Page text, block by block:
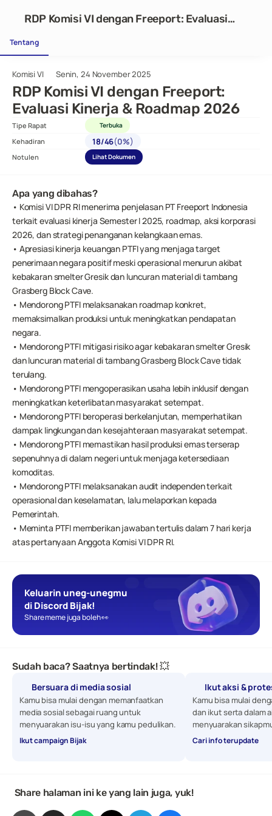
Komisi VI Senin, 24 November 2025
RDP Komisi VI dengan Freeport:
Evaluasi Kinerja & Roadmap 2026
Tipe Rapat Terbuka
Kehadiran 18/46(0%)
Notulen Lihat Dokumen
Apa yang dibahas?
• Komisi VI DPR RI menerima penjelasan PT Freeport Indonesia
terkait evaluasi kinerja Semester I 2025, roadmap, aksi korporasi
2026, dan strategi penanganan kelangkaan emas.
• Apresiasi kinerja keuangan PTFI yang menjaga target
penerimaan negara positif meski operasional menurun akibat
kebakaran smelter Gresik dan luncuran material di tambang
Grasberg Block Cave.
• Mendorong PTFI melaksanakan roadmap konkret,
memaksimalkan produksi untuk meningkatkan pendapatan
negara.
• Mendorong PTFI mitigasi risiko agar kebakaran smelter Gresik
dan luncuran material di tambang Grasberg Block Cave tidak
terulang.
• Mendorong PTFI mengoperasikan usaha lebih inklusif dengan
meningkatkan keterlibatan masyarakat setempat.
• Mendorong PTFI beroperasi berkelanjutan, memperhatikan
dampak lingkungan dan kesejahteraan masyarakat setempat.
• Mendorong PTFI memastikan hasil produksi emas terserap
sepenuhnya di dalam negeri untuk menjaga ketersediaan
komoditas.
• Mendorong PTFI melaksanakan audit independen terkait
operasional dan keselamatan, lalu melaporkan kepada
Pemerintah.
• Meminta PTFI memberikan jawaban tertulis dalam 7 hari kerja
atas pertanyaan Anggota Komisi VI DPR RI.
Keluarin uneg-unegmu
di Discord Bijak!
Share meme juga boleh 👀
Sudah baca? Saatnya bertindak! 💥
Bersuara di media sosial
Kamu bisa mulai dengan memanfaatkan
media sosial sebagai ruang untuk
menyuarakan isu-isu yang kamu pedulikan.
Ikut campaign Bijak
Ikut aksi &
Kamu bisa mulai
dan ikut serta dalam
menyuarakan
Cari info terupdate
Share halaman ini ke yang lain juga, yuk!
RDP Komisi VI dengan Freeport: Evaluasi
Tentang